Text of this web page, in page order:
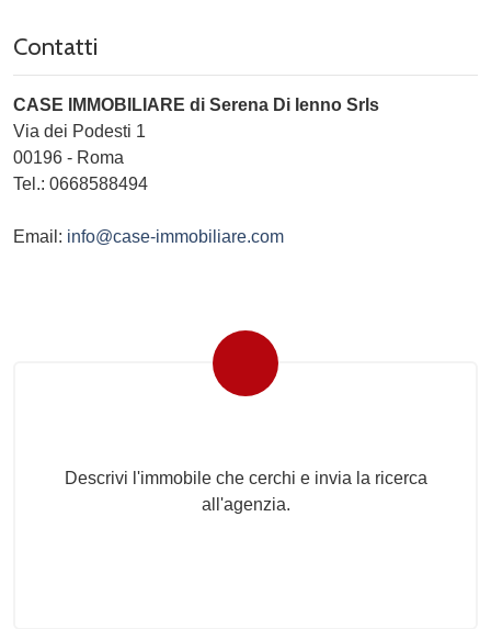
Contatti
CASE IMMOBILIARE di Serena Di Ienno Srls
Via dei Podesti 1
00196 - Roma
Tel.: 0668588494
Email: info@case-immobiliare.com
Descrivi l'immobile che cerchi e invia la ricerca
all'agenzia.